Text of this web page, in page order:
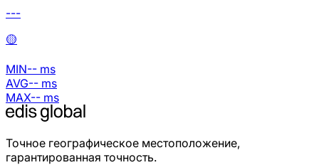
---
🟡
MIN-- ms
AVG-- ms
MAX-- ms
Точное географическое местоположение,
гарантированная точность.